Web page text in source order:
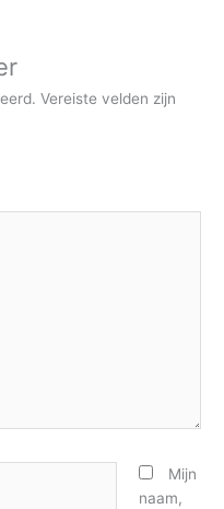
Vereiste velden zijn
Mijn
naam,